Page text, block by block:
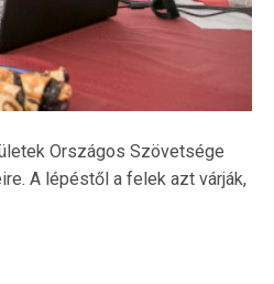
Országos Szövetsége
A lépéstől a felek azt várják,